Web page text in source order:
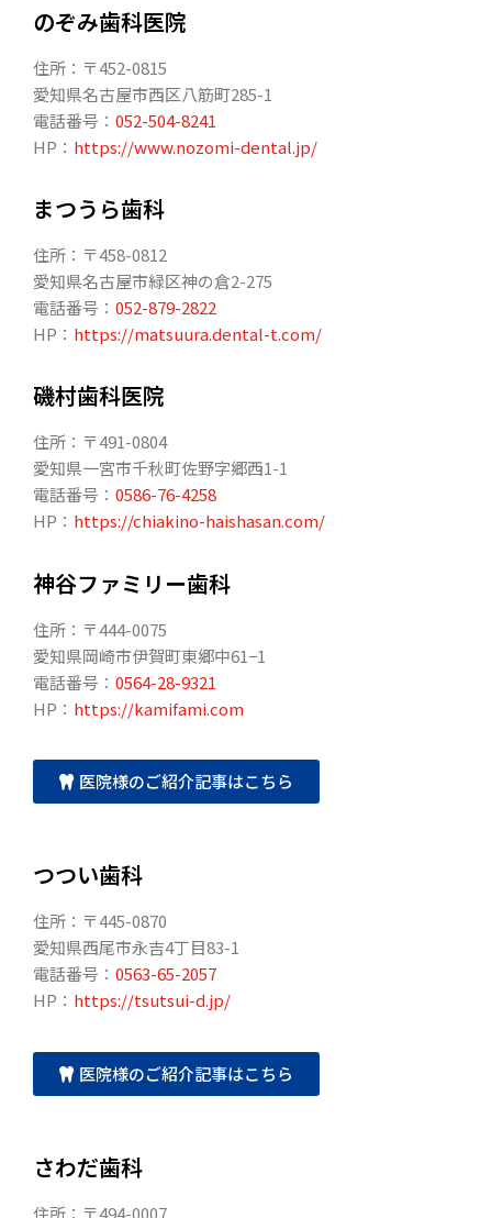
のぞみ歯科医院
住所：〒452-0815
愛知県名古屋市西区八筋町285-1
電話番号： 052-504-8241
HP： https://www.nozomi-dental.jp/
まつうら歯科
住所：〒458-0812
愛知県名古屋市緑区神の倉2-275
電話番号： 052-879-2822
HP： https://matsuura.dental-t.com/
磯村歯科医院
住所：〒491-0804
愛知県一宮市千秋町佐野字郷西1-1
電話番号： 0586-76-4258
HP： https://chiakino-haishasan.com/
神谷ファミリー歯科
住所：〒444-0075
愛知県岡崎市伊賀町東郷中61−1
電話番号： 0564-28-9321
HP： https://kamifami.com
医院様のご紹介記事はこちら
つつい歯科
住所：〒445-0870
愛知県西尾市永吉4丁目83-1
電話番号： 0563-65-2057
HP： https://tsutsui-d.jp/
医院様のご紹介記事はこちら
さわだ歯科
住所：〒494-0007